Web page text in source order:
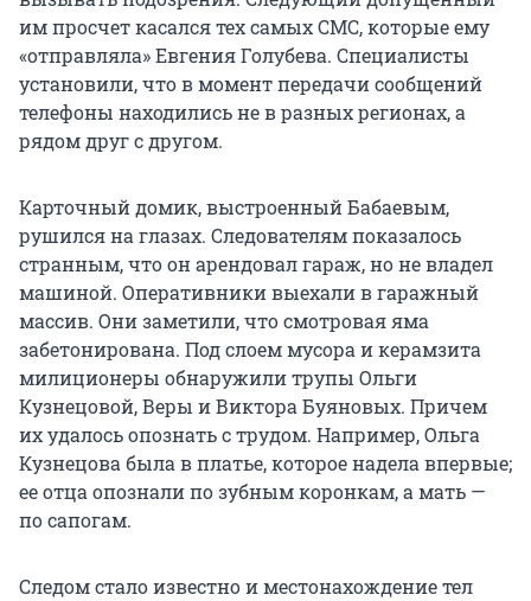
им просчет касался тех самых СМС, которые ему
«отправляла» Евгения Голубева. Специалисты
установили, что в момент передачи сообщений
телефоны находились не в разных регионах, а
рядом друг с другом.
Карточный домик, выстроенный Бабаевым,
рушился на глазах. Следователям показалось
странным, что он арендовал гараж, но не владел
машиной. Оперативники выехали в гаражный
массив. Они заметили, что смотровая яма
забетонирована. Под слоем мусора и керамзита
милиционеры обнаружили трупы Ольги
Кузнецовой, Веры и Виктора Буяновых. Причем
их удалось опознать с трудом. Например, Ольга
Кузнецова была в платье, которое надела впервые;
ее отца опознали по зубным коронкам, а мать —
по сапогам.
Следом стало известно и местонахождение тел